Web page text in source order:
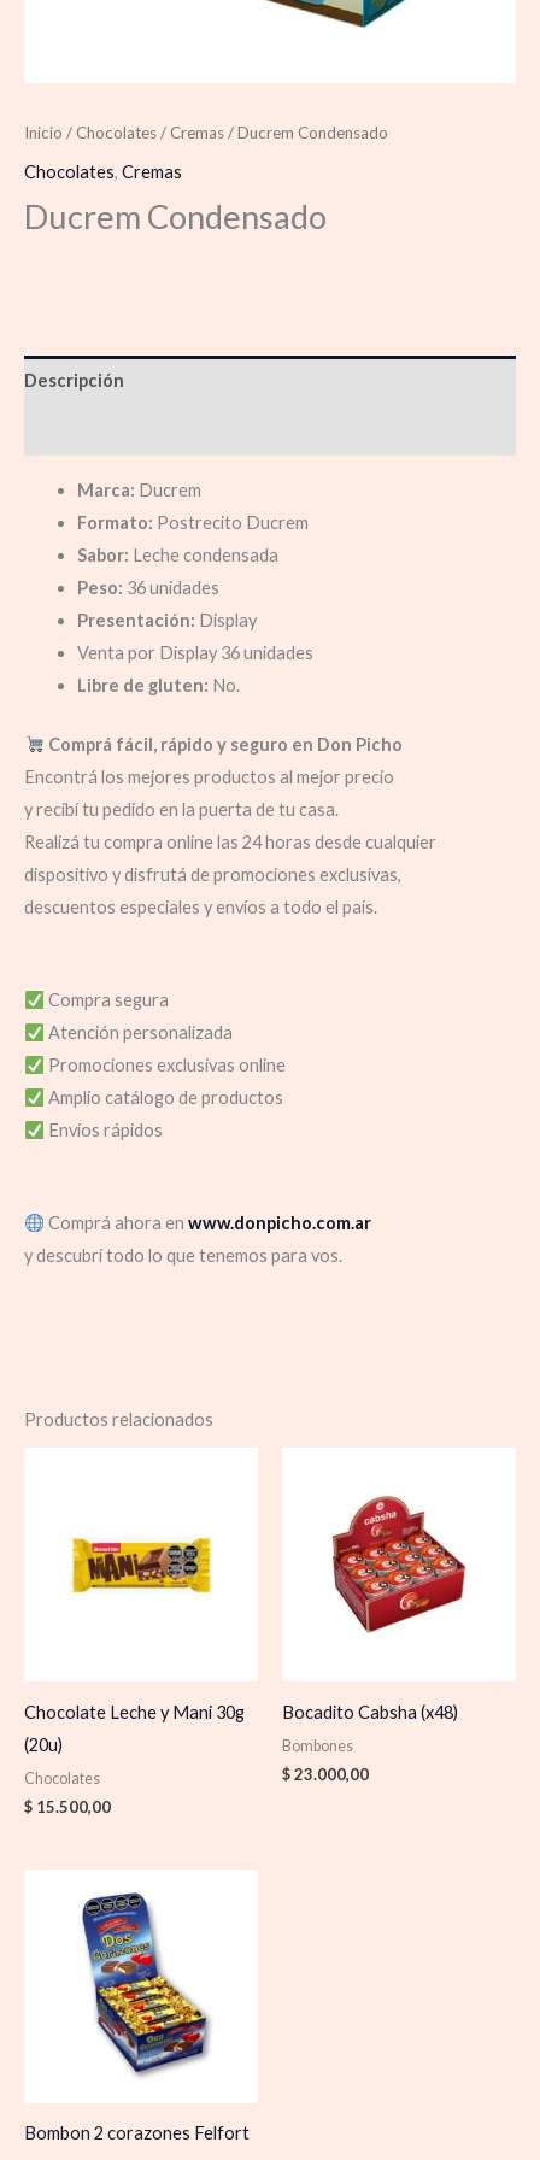
Inicio / Chocolates/ Cremas/ Ducrem Condensado
Chocolates, Cremas
Ducrem Condensado
Descripción
Marca: Ducrem
Formato: Postrecito Ducrem
Sabor: Leche condensada
Peso: 36 unidades
Presentación: Display
Venta por Display 36 unidades
Libre de gluten: No.
Comprá fácil, rápido y seguro en Don Picho
Encontrá los mejores productos al mejor precio
y recibí tu pedido en la puerta de tu casa.
Realizá tu compra online las 24 horas desde cualquier
dispositivo y disfrutá de promociones exclusivas,
descuentos especiales y envíos a todo el país.
Compra segura
Atención personalizada
Promociones exclusivas online
Amplio catálogo de productos
Envíos rápidos
Comprá ahora en www.donpicho.com.ar
y descubrí todo lo que tenemos para vos.
Productos relacionados
Chocolate Leche y Mani 30g
(20u)
Chocolates
$ 15.500,00
Bocadito Cabsha (x48)
Bombones
$23.000,00
Bombon 2 corazones Felfort